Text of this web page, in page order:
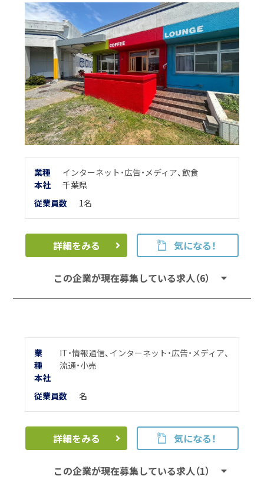
業種 インターネット・広告・メディア、飲食
本社
千葉県
従業員数
1名
詳細をみる 気になる！
この企業が現在募集している求人（6）
業
種
IT・情報通信、 インターネット・広告・メディア、
流通・小売
本社
従業員数
名
詳細をみる 気になる！
この企業が現在募集している求人（1）